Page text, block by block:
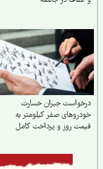
جبران خسارت
صفر کیلومتر به
روز و پرداخت کامل